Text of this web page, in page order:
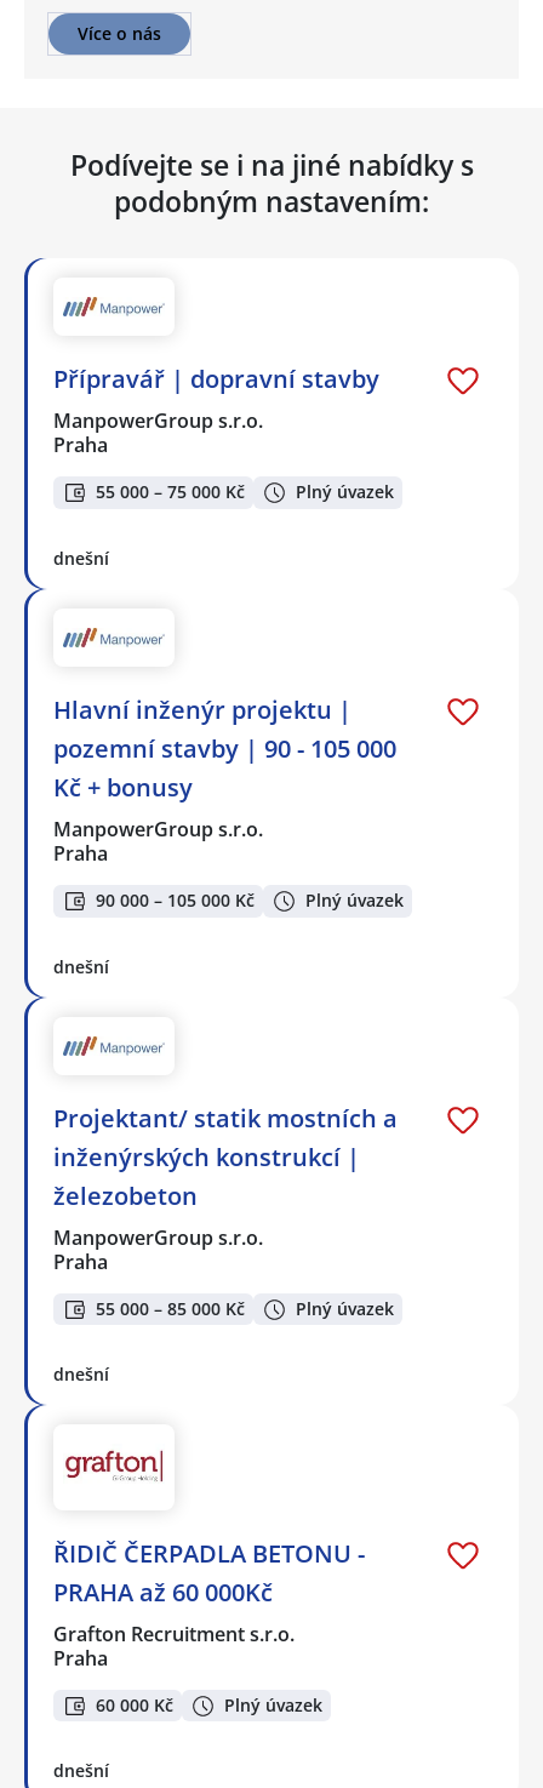
Více o nás
Podívejte se i na jiné nabídky s
podobným nastavením:
Přípravář | dopravní stavby
ManpowerGroup s.r.o.
Praha
55 000 – 75 000 Kč Plný úvazek
dnešní
Hlavní inženýr projektu |
pozemní stavby | 90 - 105 000
Kč + bonusy
ManpowerGroup s.r.o.
Praha
90 000 – 105 000 Kč Plný úvazek
dnešní
Projektant/ statik mostních a
inženýrských konstrukcí |
železobeton
ManpowerGroup s.r.o.
Praha
55 000 – 85 000 Kč Plný úvazek
dnešní
ŘIDIČ ČERPADLA BETONU -
PRAHA až 60 000Kč
Grafton Recruitment s.r.o.
Praha
60 000 Kč Plný úvazek
dnešní